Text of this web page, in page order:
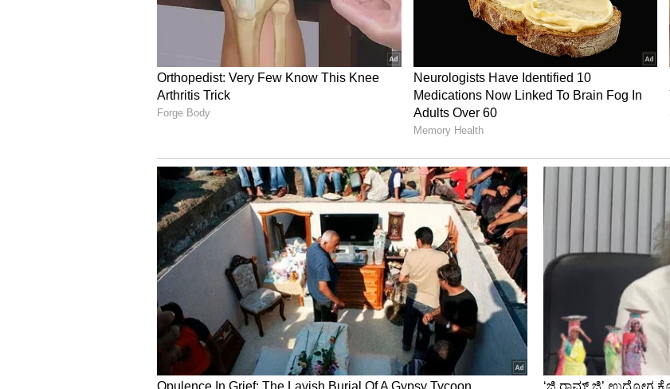
Sexomnia : ರಾತ್ರಿ ನಿದ್ರೆಯಲ್ಲಿ ಸಂಗಾತಿ ಜೊತೆ ಮಾಡ್ತಿರಾ ಈ ಕೆಲಸ ?
Relationship Anxiety ಯಿಂದ ರಕ್ಷಣೆ ಹೇಗೆ?:ಮೊದಲು ನೀವೂ ಈ ಆತಂಕದಿಂದ ಬಳಲ್ತಿದ್ದೀರಾ
ಎಂಬುದನ್ನು ಪತ್ತೆ ಮಾಡಬೇಕು. ನಿಮ್ಮ ಉತ್ತರ ಹೌದು ಎಂದು ಬಂದಲ್ಲಿ ಈ ಕೆಳಗಿನ ಉಪಾಯದ ಮೂಲಕ
ಸಮಸ್ಯೆಯಿಂದ ಹೊರ ಬರಬಹುದು.
ಸದಾ ಸಂಗಾತಿ ದೋಷಗಳನ್ನು ಕಂಡುಹಿಡಿಯುವ ಬದಲು, ನಿಮ್ಮನ್ನು ಮೌಲ್ಯಮಾಪನ ಮಾಡಿ.
ನಿಮಗೆ ಅದೇ ರೀತಿ ಮಾಡುತ್ತಾರೆಯೇ ಎಂದು ನಿಮ್ಮನ್ನು ನೀವು ಕೇಳಿಕೊಳ್ಳಿ. ನೀವು ನಿಮ್ಮ ಸ್ವಭಾವದಲ್ಲಿ
ಬದಲಾವಣೆ ತರಲು ಪ್ರಯತ್ನಿಸಿ.
ಆತ್ಮ ವಿಶ್ವಾಸವನ್ನು ಹೆಚ್ಚಿಸಿಕೊಳ್ಳಿ: ಆತ್ಮವಿಶ್ವಾಸ ಎಲ್ಲ ಸಂದರ್ಭದಲ್ಲಿಯೂ ಬಹಳ ಮುಖ್ಯ. ನಿಮ್ಮ ಬಗ್ಗೆ ನಿಮಗೆ
ನಂಬಿಕೆಯಿರಬೇಕು. ನೀವು ಯಾರಿಗೂ ಕಡಿಮೆಯಿಲ್ಲ ಎಂಬ ಆತ್ಮವಿಶ್ವಾಸ ಬೆಳೆಸಿಕೊಳ್ಳಿ. ನಿಮ್ಮಂತೆ ನಿಮ್ಮ ಸಂಗಾತಿ
ನಿಮ್ಮನ್ನು ಪ್ರೀತಿಸುತ್ತಾರೆಂದು ನೀವು ನಂಬಿ.
ನಿಮ್ಮನ್ನು ಪ್ರೇರೇಪಿಸಿಕೊಳ್ಳಿ:ನಕಾರಾತ್ಮಕ ಭಾವನೆಗಳು ಮನಸ್ಸನ್ನು ಹಾಳು ಮಾಡುತ್ತವೆ. ನಕಾರಾತ್ಮ
ಆಲೋಚನೆಗಳಿಂದ ಮೊದಲು ಹೊರಗೆ ಬನ್ನಿ. ಸಂಗಾತಿ ಸದಾ ನಿಮ್ಮ ಜೊತೆಗಿರ್ತಾರೆ, ನಿಮ್ಮನ್ನು ಗೌರವಿಸುತ್ತಾರೆ
ಎಂಬ ಧನಾತ್ಮಕ ಆಲೋಚನೆ ಮಾಡಿ.